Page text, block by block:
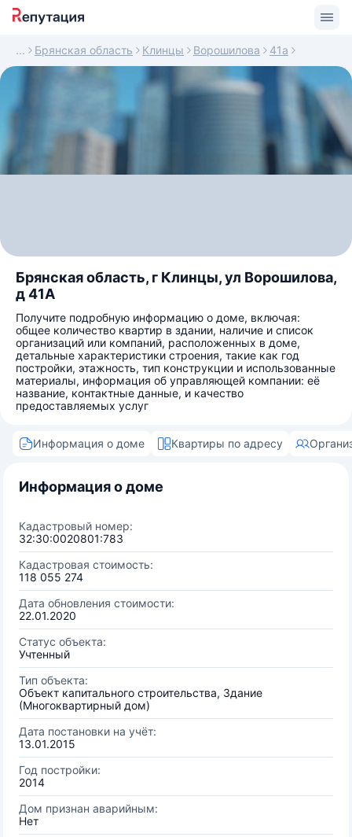
Брянская область Клинцы Ворошилова 41а
Брянская область, г Клинцы, ул Ворошилова,
д 41А
Получите подробную информацию о доме, включая:
общее количество квартир в здании, наличие и список
организаций или компаний, расположенных в доме,
детальные характеристики строения, такие как год
постройки, этажность, тип конструкции и использованные
материалы, информация об управляющей компании: её
название, контактные данные, и качество
предоставляемых услуг
Информация о доме Квартиры по адресу
Информация о доме
Кадастровый номер:
32:30:0020801:783
Кадастровая стоимость:
118 055 274
Дата обновления стоимости:
22.01.2020
Статус объекта:
Учтенный
Тип объекта:
Объект капитального строительства, Здание
(Многоквартирный дом)
Дата постановки на учёт:
13.01.2015
Год постройки:
2014
Дом признан аварийным:
Нет